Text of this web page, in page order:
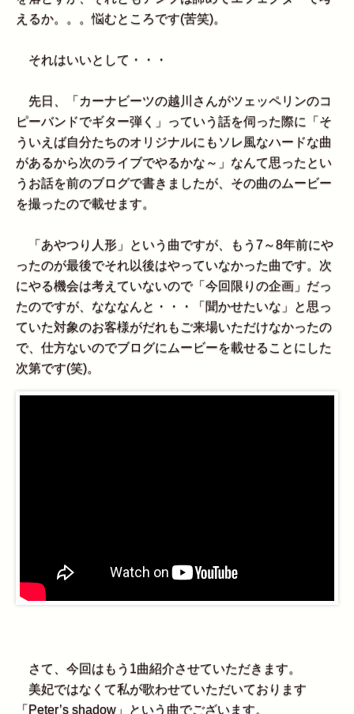
えるか。。。悩むところです(苦笑)。
それはいいとして・・・
先日、「カーナビーツの越川さんがツェッペリンのコ
ピーバンドでギター弾く」っていう話を伺った際に「そ
ういえば自分たちのオリジナルにもソレ風なハードな曲
があるから次のライブでやるかな～」なんて思ったとい
うお話を前のブログで書きましたが、その曲のムービー
を撮ったので載せます。
「あやつり人形」という曲ですが、もう7～8年前にや
ったのが最後でそれ以後はやっていなかった曲です。次
にやる機会は考えていないので「今回限りの企画」だっ
たのですが、なななんと・・・「聞かせたいな」と思っ
ていた対象のお客様がだれもご来場いただけなかったの
で、仕方ないのでブログにムービーを載せることにした
次第です(笑)。
さて、今回はもう1曲紹介させていただきます。
美妃ではなくて私が歌わせていただいております
「Peter’s shadow」という曲でございます。